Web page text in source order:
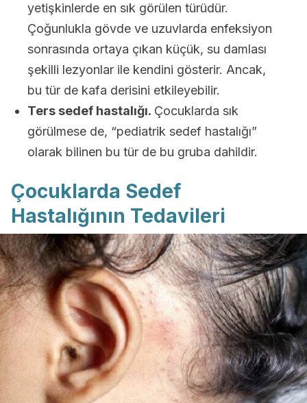
yetişkinlerde en sık görülen türüdür.
Çoğunlukla gövde ve uzuvlarda enfeksiyon
sonrasında ortaya çıkan küçük, su damlası
şekilli lezyonlar ile kendini gösterir. Ancak,
bu tür de kafa derisini etkileyebilir.
Ters sedef hastalığı. Çocuklarda sık
görülmese de, “pediatrik sedef hastalığı”
olarak bilinen bu tür de bu gruba dahildir.
Çocuklarda Sedef
Hastalığının Tedavileri